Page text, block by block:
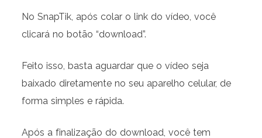
No SnapTik, após colar o link do vídeo, você
clicará no botão “download”.
Feito isso, basta aguardar que o vídeo seja
baixado diretamente no seu aparelho celular, de
forma simples e rápida.
Após a finalização do download, você tem